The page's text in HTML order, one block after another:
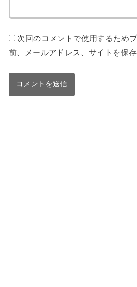
次回のコメントで使用するため
前、メールアドレス、サイトを保存